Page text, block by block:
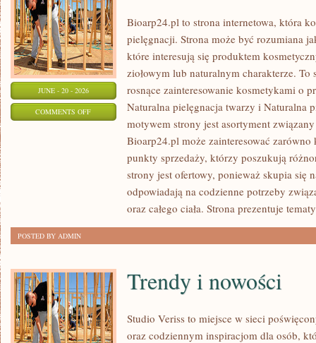
JUNE - 20 - 2026
COMMENTS OFFON
SKŁADNIKI
Bioarp24.pl to strona internetowa, która
pielęgnacji. Strona może być rozumiana
które interesują się produktem
ziołowym lub naturalnym charakterze.
rosnące zainteresowanie kosmetykami o
Naturalna pielęgnacja twarzy i Naturalna
motywem strony jest asortyment
Bioarp24.pl może zainteresować
punkty sprzedaży, którzy poszukują
strony jest ofertowy, ponieważ skupia się
odpowiadają na codzienne potrzeby
oraz całego ciała. Strona prezentuje
POSTED BY ADMIN
Trendy i nowości
Studio Veriss to miejsce w sieci
oraz codziennym inspiracjom dla osób,